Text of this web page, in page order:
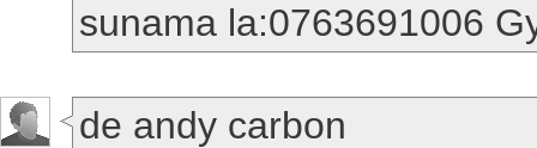
sunama la:0763691006
de andy carbon